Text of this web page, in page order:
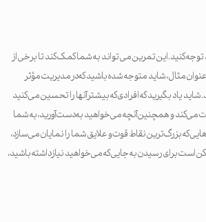
کنید. این تمرین می تواند به شما کمک کند تا برخی از
مثال، شاید متوجه شده باشید که در مدیریت مؤثر
یاد بگیرید که افرادی که بیشتر آنها را تحسین می کنید
می‌کند و همچنین آنچه می‌خواهید به دست آورید، به شما
که بزرگ‌ترین نقاط قوت و علایق شما را نمایان می‌سازد،
است برای رسیدن به جایی که می‌خواهید نیاز داشته باشید،